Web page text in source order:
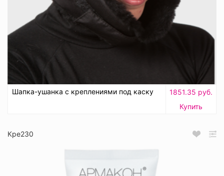
Шапка-ушанка с креплениями под каску
1851.35 руб.
Купить
Кре230